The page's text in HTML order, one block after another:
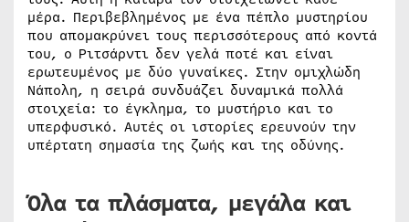
μέρα. Περιβεβλημένος με ένα πέπλο μυστηρίου
που απομακρύνει τους περισσότερους από κοντά
του, ο Ριτσάρντι δεν γελά ποτέ και είναι
ερωτευμένος με δύο γυναίκες. Στην ομιχλώδη
Νάπολη, η σειρά συνδυάζει δυναμικά πολλά
στοιχεία: το έγκλημα, το μυστήριο και το
υπερφυσικό. Αυτές οι ιστορίες ερευνούν την
υπέρτατη σημασία της ζωής και της οδύνης.
Όλα τα πλάσματα, μεγάλα και